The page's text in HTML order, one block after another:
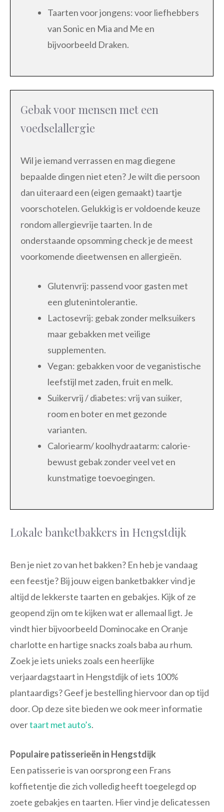
Taarten voor jongens: voor liefhebbers
van Sonic en Mia and Me en
bijvoorbeeld Draken.
Gebak voor mensen met een
voedselallergie
Wil je iemand verrassen en mag diegene
bepaalde dingen niet eten? Je wilt die persoon
dan uiteraard een (eigen gemaakt) taartje
voorschotelen. Gelukkig is er voldoende keuze
rondom allergievrije taarten. In de
onderstaande opsomming check je de meest
voorkomende dieetwensen en allergieën.
Glutenvrij: passend voor gasten met
een glutenintolerantie.
Lactosevrij: gebak zonder melksuikers
maar gebakken met veilige
supplementen.
Vegan: gebakken voor de veganistische
leefstijl met zaden, fruit en melk.
Suikervrij / diabetes: vrij van suiker,
room en boter en met gezonde
varianten.
Caloriearm/ koolhydraatarm: calorie-
bewust gebak zonder veel vet en
kunstmatige toevoegingen.
Lokale banketbakkers in Hengstdijk
Ben je niet zo van het bakken? En heb je vandaag
een feestje? Bij jouw eigen banketbakker vind je
altijd de lekkerste taarten en gebakjes. Kijk of ze
geopend zijn om te kijken wat er allemaal ligt. Je
vindt hier bijvoorbeeld Dominocake en Oranje
charlotte en hartige snacks zoals baba au rhum.
Zoek je iets unieks zoals een heerlijke
verjaardagstaart in Hengstdijk of iets 100%
plantaardigs? Geef je bestelling hiervoor dan op tijd
door. Op deze site bieden we ook meer informatie
overtaart met auto’s.
Populaire patisserieën in Hengstdijk
Een patisserie is van oorsprong een Frans
koffietentje die zich volledig heeft toegelegd op
zoete gebakjes en taarten. Hier vind je delicatessen